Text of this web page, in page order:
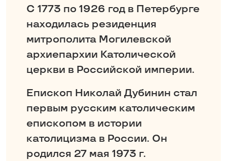
С 1773 по 1926 год в Петербурге
находилась резиденция
митрополита Могилевской
архиепархии Католической
церкви в Российской империи.
Епископ Николай Дубинин стал
первым русским католическим
епископом в истории
католицизма в России. Он
родился 27 мая 1973 г.